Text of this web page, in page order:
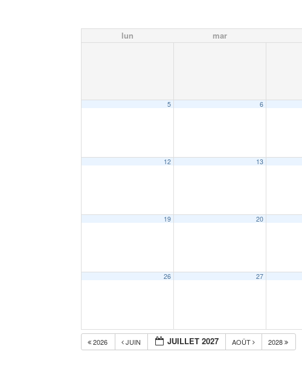
lun mar
5 6
12 13
19 20
26 27
2026 JUIN JUILLET 2027 AOÛT 2028